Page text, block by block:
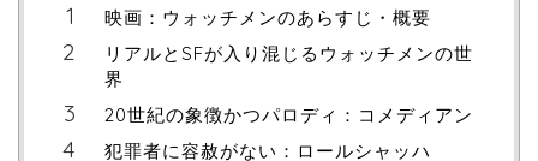
映画：ウォッチメンのあらすじ・概要
リアルとSFが入り混じるウォッチメンの世
界
20世紀の象徴かつパロディ：コメディアン
犯罪者に容赦がない：ロールシャッハ